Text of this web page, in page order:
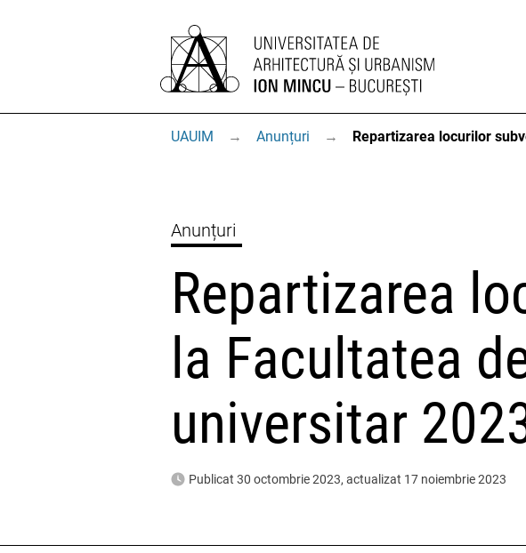
UAUIM → Anunțuri → Repartizarea locurilor
Anunțuri
Repartizarea
la Facultatea
universitar
Publicat 30 octombrie 2023, actualizat 17 noiembrie 2023